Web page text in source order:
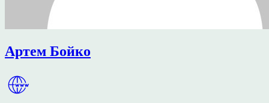
Артем Бойко